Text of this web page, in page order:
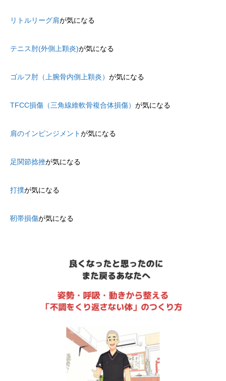
リトルリーグ肩が気になる
テニス肘(外側上顆炎)が気になる
ゴルフ肘（上腕骨内側上顆炎） が気になる
TFCC損傷（三角線維軟骨複合体損傷） が気になる
肩のインピンジメントが気になる
足関節捻挫が気になる
打撲が気になる
靭帯損傷が気になる